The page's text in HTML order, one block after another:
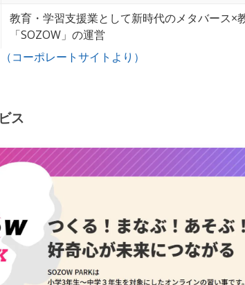
教育・学習支援業として新時代のメタバース×
「SOZOW」の運営
（コーポレートサイトより）
ス